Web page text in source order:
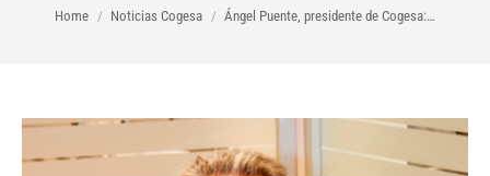
You are here:
Home Noticias Cogesa Ángel Puente, presidente de Cogesa:…